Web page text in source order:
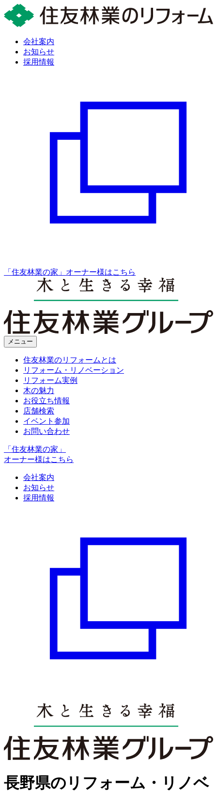
会社案内
お知らせ
採用情報
「住友林業の家」オーナー様はこちら
メニュー
住友林業のリフォームとは
リフォーム・リノベーション
リフォーム実例
木の魅力
お役立ち情報
店舗検索
イベント参加
お問い合わせ
「住友林業の家」
オーナー様はこちら
会社案内
お知らせ
採用情報
長野県のリフォーム・リノベ